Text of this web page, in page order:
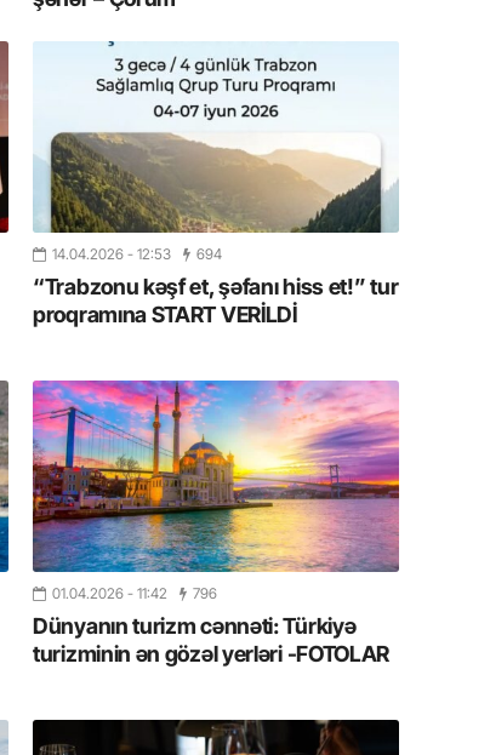
14.04.2026 - 12:53 694
“Trabzonu kəşf et, şəfanı hiss et!” tur
proqramına START VERİLDİ
01.04.2026 - 11:42 796
Dünyanın turizm cənnəti: Türkiyə
turizminin ən gözəl yerləri -FOTOLAR